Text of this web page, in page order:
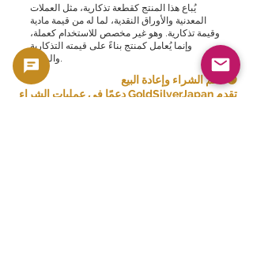
يُباع هذا المنتج كقطعة تذكارية، مثل العملات
المعدنية والأوراق النقدية، لما له من قيمة مادية
وقيمة تذكارية. وهو غير مخصص للاستخدام كعملة،
وإنما يُعامل كمنتج بناءً على قيمته التذكارية
🟢 دعم الشراء وإعادة البيع
تقدم GoldSilverJapan دعمًا في عمليات الشراء